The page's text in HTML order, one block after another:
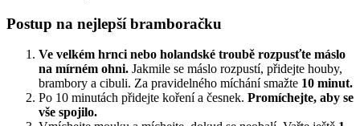
Postup na nejlepší bramboračku
Ve velkém hrnci nebo holandské troubě rozpusťte máslo
na mírném ohni. Jakmile se máslo rozpustí, přidejte houby,
brambory a cibuli. Za pravidelného míchání smažte 10 minut.
Po 10 minutách přidejte koření a česnek. Promíchejte, aby se
vše spojilo.